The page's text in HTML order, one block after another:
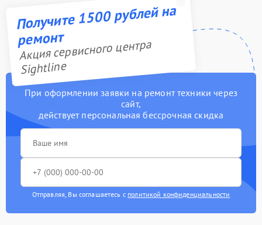
Получите 1500 рублей на
ремонт
Акция сервисного центра
Sightline
При оформлении заявки на ремонт техники через
сайт,
действует персональная бессрочная скидка
Отправляя, Вы соглашаетесь с политикой конфиденциальности